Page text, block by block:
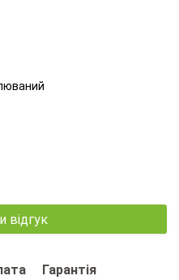
відгук
Гарантія